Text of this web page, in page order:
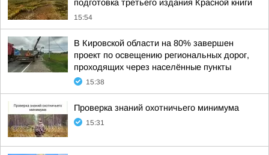
подготовка третьего издания Красной книги
15:54
В Кировской области на 80% завершен
проект по освещению региональных дорог,
проходящих через населённые пункты
15:38
Проверка знаний охотничьего минимума
15:31